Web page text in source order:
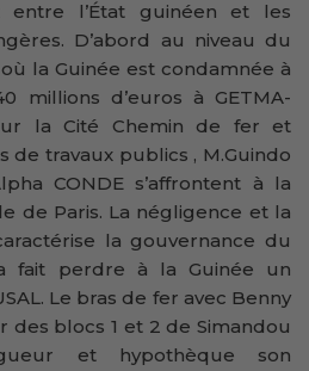
entre l’État guinéen et les
D’abord au niveau du
la Guinée est condamnée à
millions d’euros à GETMA-
la Cité Chemin de fer et
de travaux publics , M.Guindo
CONDE s’affrontent à la
de Paris. La négligence et la
la gouvernance du
fait perdre à la Guinée un
Le bras de fer avec Benny
des blocs 1 et 2 de Simandou
et hypothèque son